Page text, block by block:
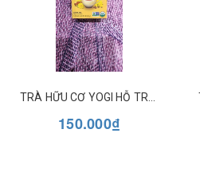
150.000₫